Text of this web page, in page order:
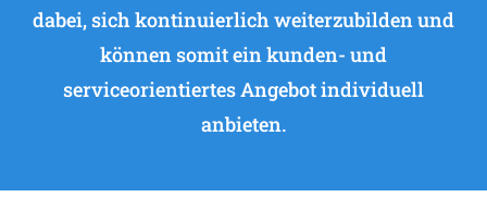
dabei, sich kontinuierlich weiterzubilden und
können somit ein kunden- und
serviceorientiertes Angebot individuell
anbieten.